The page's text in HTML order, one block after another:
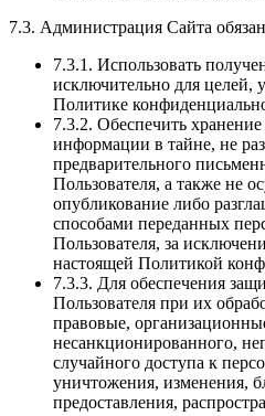
7.3. Администрация Сайта
7.3.1. Использовать
исключительно для целей,
Политике
7.3.2. Обеспечить
информации в тайне, не
предварительного
Пользователя, а также не
опубликование либо
способами переданных
Пользователя, за
настоящей Политикой
7.3.3. Для обеспечения
Пользователя при их
правовые,
несанкционированного,
случайного доступа к
уничтожения, изменения,
предоставления,